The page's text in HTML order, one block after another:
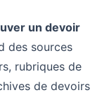
un devoir
des sources
rubriques de
de devoirs